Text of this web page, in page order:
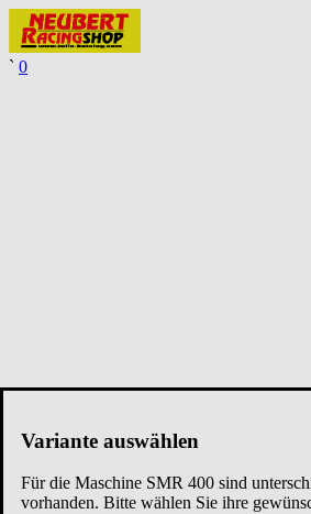
` 0
Variante auswählen
Für die Maschine SMR 400 sind
vorhanden. Bitte wählen Sie ihre